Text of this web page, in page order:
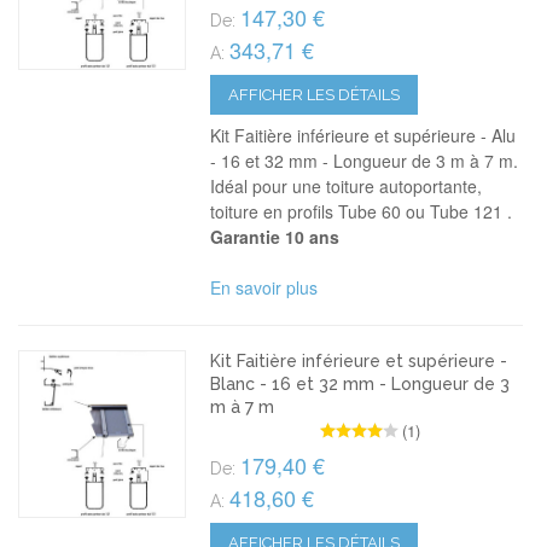
De: 147,30 €
A: 343,71 €
AFFICHER LES DÉTAILS
Kit Faitière inférieure et supérieure - Alu
- 16 et 32 mm - Longueur de 3 m à 7 m.
Idéal pour une toiture autoportante,
toiture en profils Tube 60 ou Tube 121 .
Garantie 10 ans
En savoir plus
Kit Faitière inférieure et supérieure -
Blanc - 16 et 32 mm - Longueur de 3
m à 7 m
(1)
De: 179,40 €
A: 418,60 €
AFFICHER LES DÉTAILS